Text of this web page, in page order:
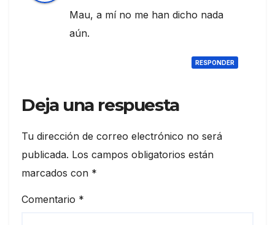
Mau, a mí no me han dicho nada
aún.
RESPONDER
Deja una respuesta
Tu dirección de correo electrónico no será
publicada. Los campos obligatorios están
marcados con *
Comentario *